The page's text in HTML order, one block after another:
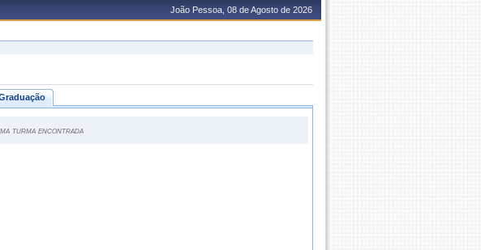
João Pessoa, 08 de Agosto de 2026
turma encontrada